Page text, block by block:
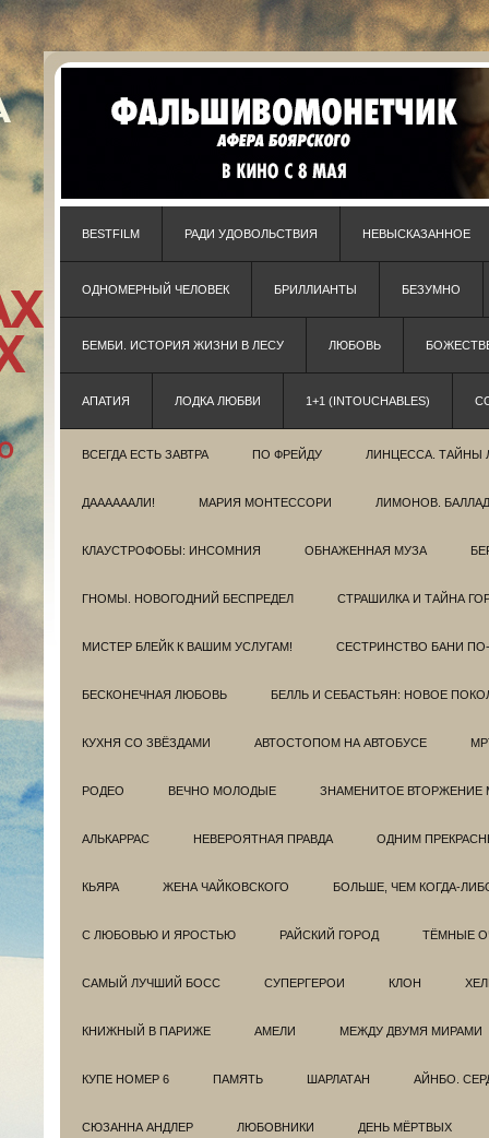
BESTFILM РАДИ УДОВОЛЬСТВИЯ НЕВЫСКАЗАННОЕ
ОДНОМЕРНЫЙ ЧЕЛОВЕК БРИЛЛИАНТЫ БЕЗУМНО
БЕМБИ. ИСТОРИЯ ЖИЗНИ В ЛЕСУ ЛЮБОВЬ
АПАТИЯ ЛОДКА ЛЮБВИ 1+1 (INTOUCHABLES)
ВСЕГДА ЕСТЬ ЗАВТРА ПО ФРЕЙДУ ЛИНЦЕССА. ТАЙНЫ
ДААААААЛИ! МАРИЯ МОНТЕССОРИ ЛИМОНОВ.
КЛАУСТРОФОБЫ: ИНСОМНИЯ ОБНАЖЕННАЯ МУЗА
ГНОМЫ. НОВОГОДНИЙ БЕСПРЕДЕЛ СТРАШИЛКА И ТАЙНА
МИСТЕР БЛЕЙК К ВАШИМ УСЛУГАМ! СЕСТРИНСТВО БАНИ
БЕСКОНЕЧНАЯ ЛЮБОВЬ БЕЛЛЬ И СЕБАСТЬЯН: НОВОЕ
КУХНЯ СО ЗВЁЗДАМИ АВТОСТОПОМ НА АВТОБУСЕ
РОДЕО ВЕЧНО МОЛОДЫЕ ЗНАМЕНИТОЕ ВТОРЖЕНИЕ
АЛЬКАРРАС НЕВЕРОЯТНАЯ ПРАВДА ОДНИМ
КЬЯРА ЖЕНА ЧАЙКОВСКОГО БОЛЬШЕ, ЧЕМ КОГДА-
С ЛЮБОВЬЮ И ЯРОСТЬЮ РАЙСКИЙ ГОРОД ТЁМНЫЕ
САМЫЙ ЛУЧШИЙ БОСС СУПЕРГЕРОИ КЛОН
КНИЖНЫЙ В ПАРИЖЕ АМЕЛИ МЕЖДУ ДВУМЯ МИРАМИ
КУПЕ НОМЕР 6 ПАМЯТЬ ШАРЛАТАН АЙНБО.
СЮЗАННА АНДЛЕР ЛЮБОВНИКИ ДЕНЬ МЁРТВЫХ